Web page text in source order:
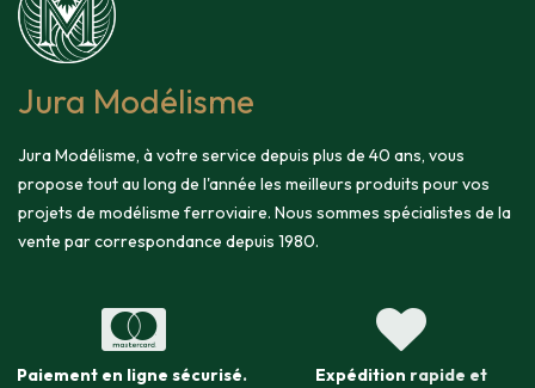
Jura Modélisme
Jura Modélisme, à votre service depuis plus de 40 ans, vous
propose tout au long de l'année les meilleurs produits pour vos
projets de modélisme ferroviaire. Nous sommes spécialistes de la
vente par correspondance depuis 1980.
Paiement en ligne sécurisé. Expédition rapide et